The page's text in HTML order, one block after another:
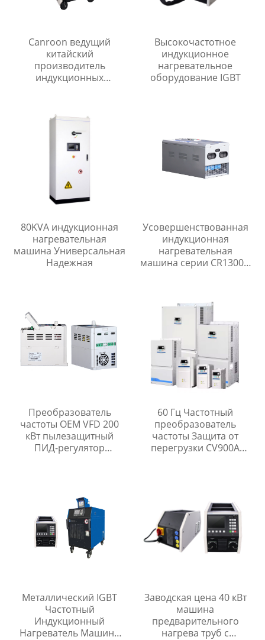
Canroon ведущий
китайский
производитель
индукционных
термообработки после
сварки
Высокочастотное
индукционное
нагревательное
оборудование IGBT
80KVA индукционная
нагревательная
машина Универсальная
Надежная
Усовершенствованная
индукционная
нагревательная
машина серии CR1300 с
Преобразователь
частоты OEM VFD 200
кВт пылезащитный
ПИД-регулятор
60 Гц Частотный
преобразователь
частоты Защита от
перегрузки CV900A
Металлический IGBT
Частотный
Индукционный
Нагреватель Машина
Заводская цена 40 кВт
машина
предварительного
нагрева труб с